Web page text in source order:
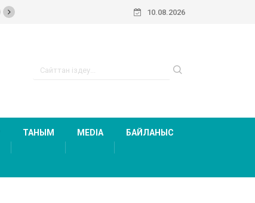
10.08.2026
ТАНЫМ MEDIA БАЙЛАНЫС